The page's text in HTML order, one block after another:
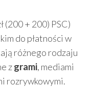
(200 + 200) PSC)
do płatności w
różnego rodzaju
zgrami, mediami
rozrywkowymi.